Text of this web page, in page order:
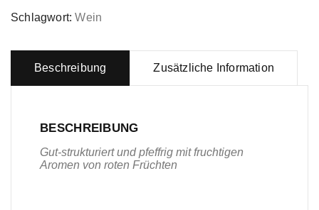
Schlagwort:Wein
Beschreibung Zusätzliche Information
BESCHREIBUNG
Gut-strukturiert und pfeffrig mit fruchtigen
Aromen von roten Früchten